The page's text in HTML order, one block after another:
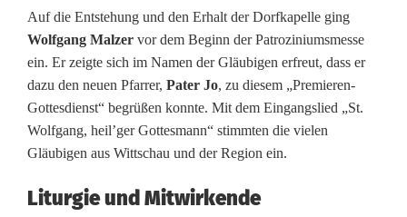
u
m
s
m
e
s
Auf die Entstehung und den Erhalt der Dorfkapelle ging
Wolfgang Malzer vor dem Beginn der Patroziniumsmesse
ein. Er zeigte sich im Namen der Gläubigen erfreut, dass er
dazu den neuen Pfarrer, Pater Jo, zu diesem „Premieren-
Gottesdienst“ begrüßen konnte. Mit dem Eingangslied „St.
Wolfgang, heil’ger Gottesmann“ stimmten die vielen
Gläubigen aus Wittschau und der Region ein.
Liturgie und Mitwirkende